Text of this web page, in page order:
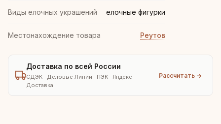
Виды елочных украшений елочные фигурки
Местонахождение товара Реутов
Доставка по всей России
СДЭК · Деловые Линии · ПЭК · Яндекс
Доставка
Рассчитать →